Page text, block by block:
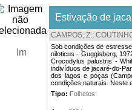
Estivação de
CAMPOS, Z.;
Sob condições de
niloticus - Guggisberg,
Crocodylus palustris -
indivíduos de jacaré-do-
dos lagos e poças
condições naturais. Neste
Tipo: Folhetos